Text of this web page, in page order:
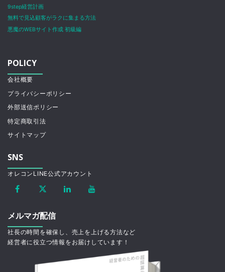
9step経営計画
無料で見込顧客がラクに集まる方法
悪魔のWEBサイト作成 初級編
POLICY
会社概要
プライバシーポリシー
外部送信ポリシー
特定商取引法
サイトマップ
SNS
オレコンLINE公式アカウント
メルマガ配信
社長の時間を確保し、売上を上げる方法など
経営者に役立つ情報をお届けしています！